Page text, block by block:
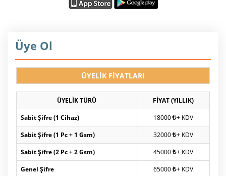
Üye Ol
ÜYELİK FİYATLARI
ÜYELİK TÜRÜ
FİYAT (YILLIK)
Sabit Şifre (1 Cihaz)
18000 + KDV
Sabit Şifre (1 Pc + 1 Gsm)
32000 + KDV
Sabit Şifre (2 Pc + 2 Gsm)
45000 + KDV
Genel Şifre
65000 + KDV